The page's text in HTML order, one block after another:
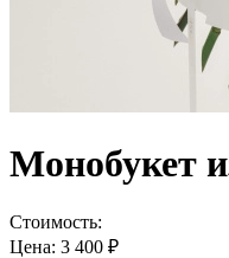
Монобукет
Стоимость:
Цена: 3 400 ₽